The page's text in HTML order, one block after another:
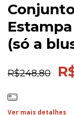
(só a
R$248,80
Ver mais detalhes